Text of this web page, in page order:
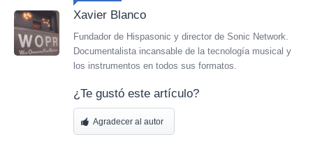
Xavier Blanco
Fundador de Hispasonic y director de Sonic Network.
Documentalista incansable de la tecnología musical y
los instrumentos en todos sus formatos.
¿Te gustó este artículo?
Agradecer al autor